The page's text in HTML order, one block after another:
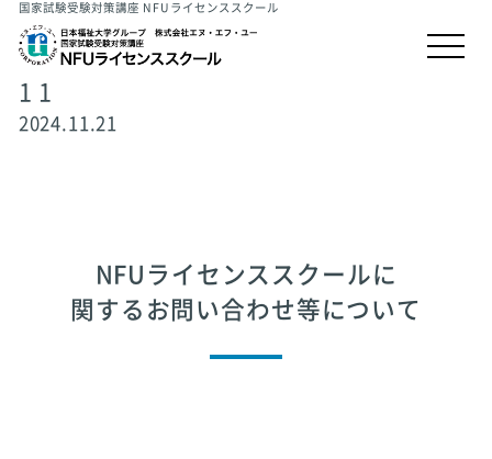
国家試験受験対策講座 NFUライセンススクール
1 1
2024.11.21
NFUライセンススクールに
関するお問い合わせ等について